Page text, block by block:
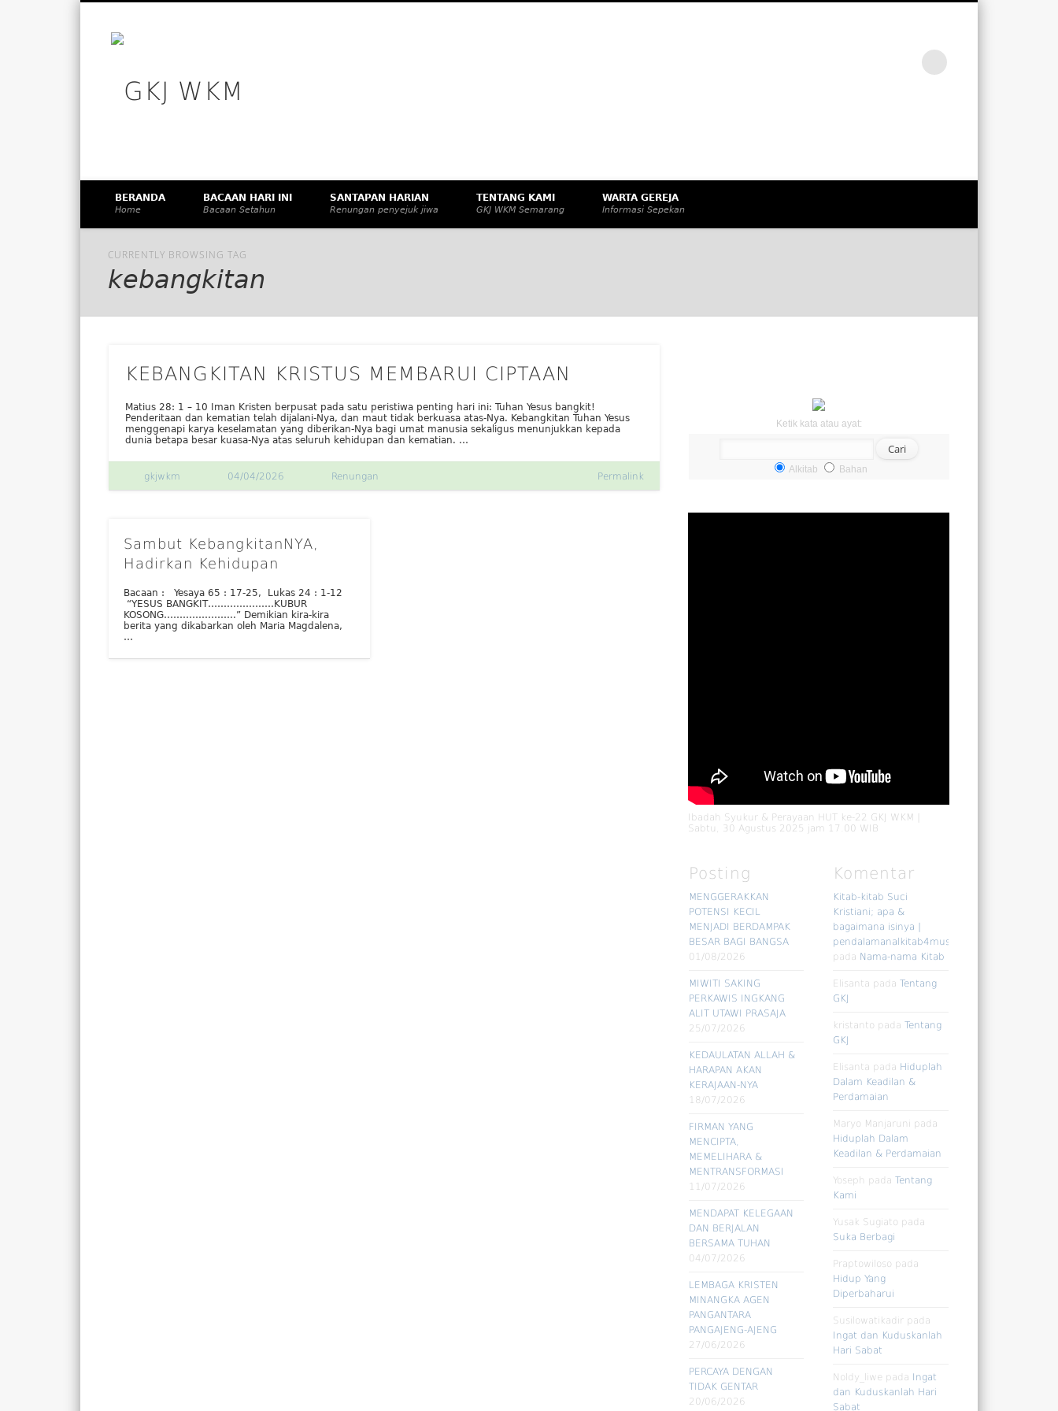
BERANDA
Home
BACAAN HARI INI
Bacaan Setahun
SANTAPAN HARIAN
Renungan penyejuk jiwa
TENTANG KAMI
GKJ WKM Semarang
WARTA GEREJA
Informasi Sepekan
CURRENTLY BROWSING TAG
kebangkitan
KEBANGKITAN KRISTUS MEMBARUI CIPTAAN
Matius 28: 1 – 10 Iman Kristen berpusat pada satu peristiwa penting hari ini: Tuhan Yesus bangkit!
Penderitaan dan kematian telah dijalani-Nya, dan maut tidak berkuasa atas-Nya. Kebangkitan Tuhan Yesus
menggenapi karya keselamatan yang diberikan-Nya bagi umat manusia sekaligus menunjukkan kepada
dunia betapa besar kuasa-Nya atas seluruh kehidupan dan kematian. …
gkjwkm 04/04/2026 Renungan Permalink
Sambut KebangkitanNYA,
Hadirkan Kehidupan
Bacaan : Yesaya 65 : 17-25, Lukas 24 : 1-12
“YESUS BANGKIT…………………KUBUR
KOSONG…………………..” Demikian kira-kira
berita yang dikabarkan oleh Maria Magdalena,
…
Ketik kata atau ayat:
Alkitab Bahan
Ibadah Syukur & Perayaan HUT ke-22 GKJ WKM |
Sabtu, 30 Agustus 2025 jam 17.00 WIB
Posting
MENGGERAKKAN
POTENSI KECIL
MENJADI BERDAMPAK
BESAR BAGI BANGSA
01/08/2026
MIWITI SAKING
PERKAWIS INGKANG
ALIT UTAWI PRASAJA
25/07/2026
KEDAULATAN ALLAH &
HARAPAN AKAN
KERAJAAN-NYA
18/07/2026
FIRMAN YANG
MENCIPTA,
MEMELIHARA &
MENTRANSFORMASI
11/07/2026
MENDAPAT KELEGAAN
DAN BERJALAN
BERSAMA TUHAN
04/07/2026
LEMBAGA KRISTEN
MINANGKA AGEN
PANGANTARA
PANGAJENG-AJENG
27/06/2026
PERCAYA DENGAN
TIDAK GENTAR
20/06/2026
Komentar
Kitab-kitab Suci
Kristiani; apa &
bagaimana isinya |
pendalamanalkitab4muslim
pada Nama-nama Kitab
Elisanta pada Tentang
GKJ
kristanto pada Tentang
GKJ
Elisanta pada Hiduplah
Dalam Keadilan &
Perdamaian
Maryo Manjaruni pada
Hiduplah Dalam
Keadilan & Perdamaian
Yoseph pada Tentang
Kami
Yusak Sugiato pada
Suka Berbagi
Praptowiloso pada
Hidup Yang
Diperbaharui
Susilowatikadir pada
Ingat dan Kuduskanlah
Hari Sabat
Noldy_liwe pada
Ingat
dan Kuduskanlah Hari
Sabat